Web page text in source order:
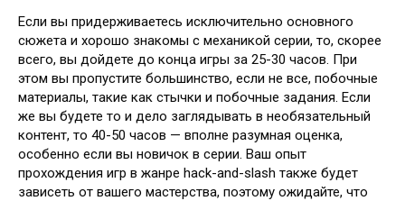
Если вы придерживаетесь исключительно основного
сюжета и хорошо знакомы с механикой серии, то, скорее
всего, вы дойдете до конца игры за 25-30 часов. При
этом вы пропустите большинство, если не все, побочные
материалы, такие как стычки и побочные задания. Если
же вы будете то и дело заглядывать в необязательный
контент, то 40-50 часов — вполне разумная оценка,
особенно если вы новичок в серии. Ваш опыт
прохождения игр в жанре hack-and-slash также будет
зависеть от вашего мастерства, поэтому ожидайте, что